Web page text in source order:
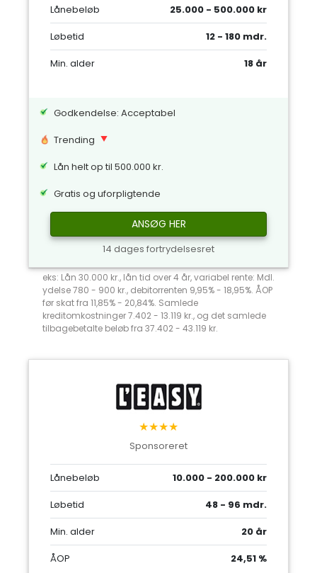
Lånebeløb
25.000 - 500.000 kr
Løbetid
12 - 180 mdr.
Min. alder
18 år
Godkendelse: Acceptabel
Trending
Lån helt op til 500.000 kr.
Gratis og uforpligtende
ANSØG HER
14 dages fortrydelsesret
eks: Lån 30.000 kr., lån tid over 4 år, variabel rente: Mdl.
ydelse 780 - 900 kr., debitorrenten 9,95% - 18,95%. ÅOP
før skat fra 11,85% - 20,84%. Samlede
kreditomkostninger 7.402 - 13.119 kr., og det samlede
tilbagebetalte beløb fra 37.402 - 43.119 kr.
★★★★
Sponsoreret
Lånebeløb
10.000 - 200.000 kr
Løbetid
48 - 96 mdr.
Min. alder
20 år
ÅOP
24,51 %